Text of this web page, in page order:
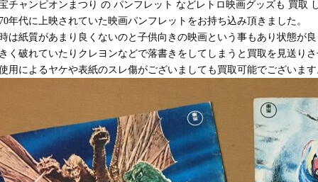
チャンピオンまつり の パンフレット などレトロ映画グッズも 買取
年代に上映されていた映画パンフレットをお持ち込み頂きました。
は紙質があまり良くないのと子供向きの映画という事もあり状態が
く破れていたりクレヨンなどで落書きをしてしまうと買取を見送り
用によるヤケや表紙のスレ傷がございましても買取可能でございま